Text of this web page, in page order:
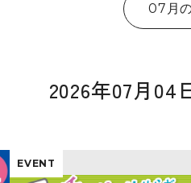
07月
2026年07月04
EVENT